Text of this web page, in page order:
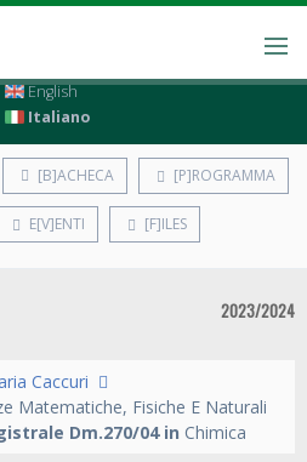
English
Italiano
[B]ACHECA [P]ROGRAMMA
E[V]ENTI [F]ILES
2023/2024
Caccuri
Matematiche, Fisiche E Naturali
Dm.270/04 in Chimica